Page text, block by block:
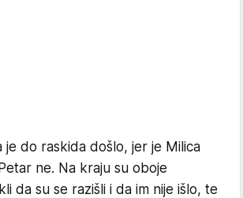
je do raskida došlo, jer je Milica
ne. Na kraju su oboje
da su se razišli i da im nije išlo, te